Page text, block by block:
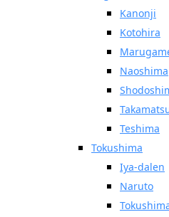
Kanonji
Kotohira
Naoshima
Teshima
Tokushima
Iya-dalen
Naruto